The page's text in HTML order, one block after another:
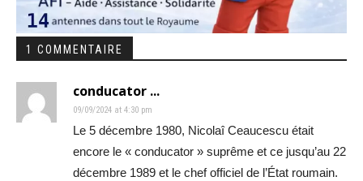
1 COMMENTAIRE
conducator ...
09/09/2024 at 4:30 pm
Le 5 décembre 1980, Nicolaî Ceaucescu était
encore le « conducator » suprême et ce jusqu’au 22
décembre 1989 et le chef officiel de l’État roumain.